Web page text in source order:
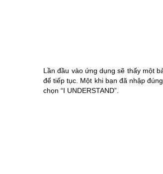
Lần đầu vào ứng dụng sẽ thấy một
để tiếp tục. Một khi bạn đã nhập
chọn “I UNDERSTAND”.